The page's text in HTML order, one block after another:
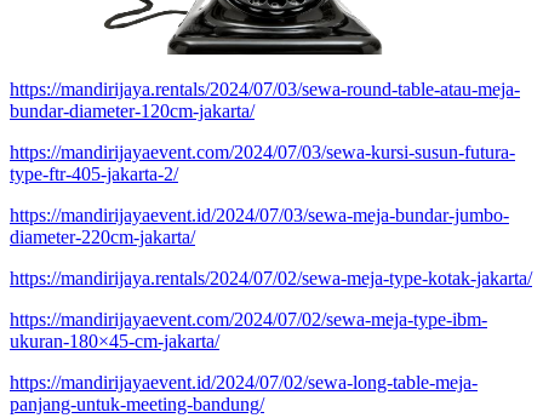
https://mandirijaya.rentals/2024/07/03/sewa-round-table-atau-meja-
bundar-diameter-120cm-jakarta/
https://mandirijayaevent.com/2024/07/03/sewa-kursi-susun-futura-
type-ftr-405-jakarta-2/
https://mandirijayaevent.id/2024/07/03/sewa-meja-bundar-jumbo-
diameter-220cm-jakarta/
https://mandirijaya.rentals/2024/07/02/sewa-meja-type-kotak-jakarta/
https://mandirijayaevent.com/2024/07/02/sewa-meja-type-ibm-
ukuran-180×45-cm-jakarta/
https://mandirijayaevent.id/2024/07/02/sewa-long-table-meja-
panjang-untuk-meeting-bandung/